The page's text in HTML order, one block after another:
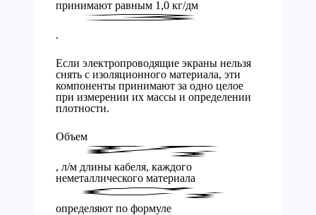
принимают равным 1,0 кг/дм
.
Если электропроводящие экраны нельзя
снять с изоляционного материала, эти
компоненты принимают за одно целое
при измерении их массы и определении
плотности.
Объем
, л/м длины кабеля, каждого
неметаллического материала
определяют по формуле